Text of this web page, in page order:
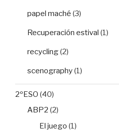
papel maché (3)
Recuperación estival (1)
recycling(2)
scenography(1)
2ºESO (40)
ABP2 (2)
El juego (1)